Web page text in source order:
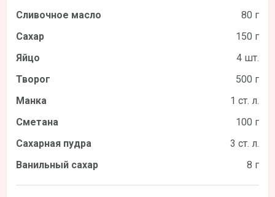
Сливочное масло
80 г
Сахар
150 г
Яйцо
4 шт.
Творог
500 г
Манка
1 ст. л.
Сметана
100 г
Сахарная пудра
3 ст. л.
Ванильный сахар
8 г